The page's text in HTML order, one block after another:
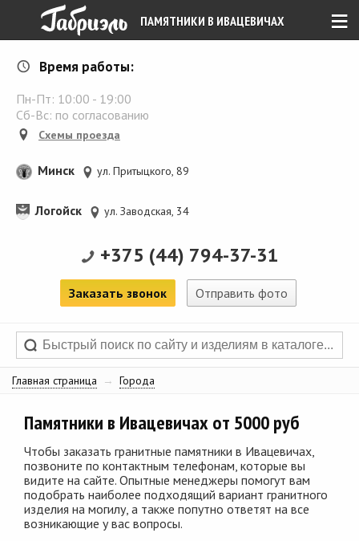
≡
ПАМЯТНИКИ В ИВАЦЕВИЧАХ
Время работы:
Пн-Пт: 10:00 - 19:00
Сб-Вс: по согласованию
Схемы проезда
Минск ул. Притыцкого, 89
Логойск ул. Заводская, 34
+375 (44) 794-37-31
Заказать звонок Отправить фото
Главная страница → Города
Памятники в Ивацевичах от 5000 руб
Чтобы заказать гранитные памятники в Ивацевичах,
позвоните по контактным телефонам, которые вы
видите на сайте. Опытные менеджеры помогут вам
подобрать наиболее подходящий вариант гранитного
изделия на могилу, а также попутно ответят на все
возникающие у вас вопросы.